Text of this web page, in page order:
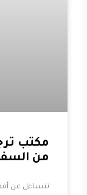
مكتب
من
تتساءل عن